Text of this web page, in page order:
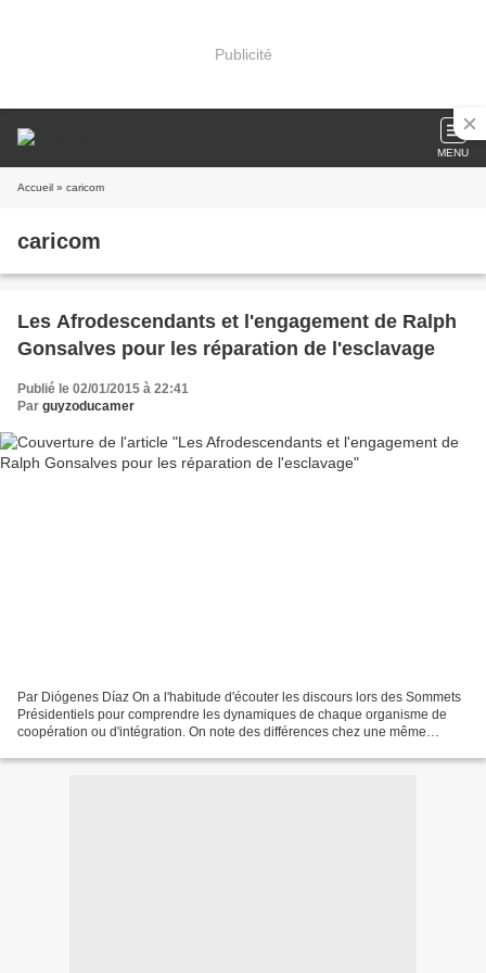
Publicité
MENU
Accueil » caricom
caricom
Les Afrodescendants et l'engagement de Ralph
Gonsalves pour les réparation de l'esclavage
Publié le 02/01/2015 à 22:41
Par guyzoducamer
Par Diógenes Díaz On a l'habitude d'écouter les discours lors des Sommets
Présidentiels pour comprendre les dynamiques de chaque organisme de
coopération ou d'intégration. On note des différences chez une même